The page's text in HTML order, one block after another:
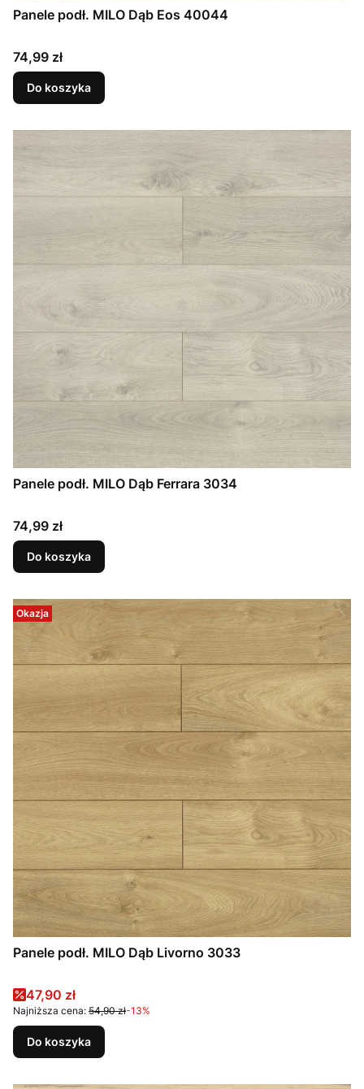
Panele podł. MILO Dąb Eos 40044
Cena
74,99 zł
Do koszyka
Panele podł. MILO Dąb Ferrara 3034
Cena
74,99 zł
Do koszyka
Okazja
Panele podł. MILO Dąb Livorno 3033
Cena promocyjna
47,90 zł
Najniższa cena: 54,90 zł-13%
Do koszyka